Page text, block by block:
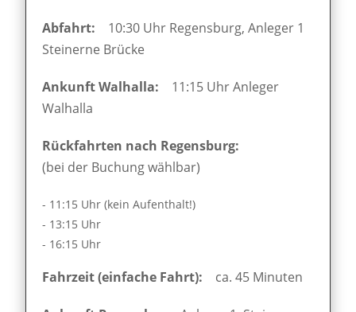
Abfahrt: 10:30 Uhr Regensburg, Anleger 1
Steinerne Brücke
Ankunft Walhalla: 11:15 Uhr Anleger
Walhalla
Rückfahrten nach Regensburg:
(bei der Buchung wählbar)
- 11:15 Uhr (kein Aufenthalt!)
- 13:15 Uhr
- 16:15 Uhr
Fahrzeit (einfache Fahrt): ca. 45 Minuten